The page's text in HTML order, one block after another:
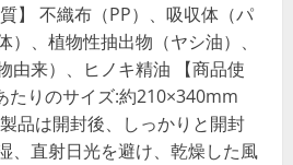
】 不織布（PP）、吸収体（パ
）、植物性抽出物（ヤシ油）、
由来）、ヒノキ精油 【商品使
たりのサイズ:約210×340mm
品は開封後、しっかりと開封
、直射日光を避け、乾燥した風